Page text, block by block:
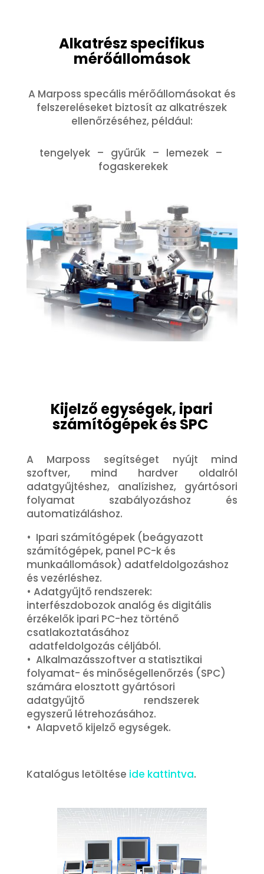
Alkatrész specifikus
mérőállomások
A Marposs specális mérőállomásokat és
felszereléseket biztosít az alkatrészek
ellenőrzéséhez, például:
tengelyek – gyűrűk – lemezek –
fogaskerekek
Kijelző egységek, ipari
számítógépek és SPC
A Marposs segítséget nyújt mind
szoftver, mind hardver oldalról
adatgyűjtéshez, analízishez, gyártósori
folyamat szabályozáshoz és
automatizáláshoz.
• Ipari számítógépek (beágyazott
számítógépek, panel PC-k és
munkaállomások) adatfeldolgozáshoz
és vezérléshez.
• Adatgyűjtő rendszerek:
interfészdobozok analóg és digitális
érzékelők ipari PC-hez történő
csatlakoztatásához
adatfeldolgozás céljából.
• Alkalmazásszoftver a statisztikai
folyamat- és minőségellenőrzés (SPC)
számára elosztott gyártósori
adatgyűjtő rendszerek
egyszerű létrehozásához.
• Alapvető kijelző egységek.
Katalógus letöltése ide kattintva.